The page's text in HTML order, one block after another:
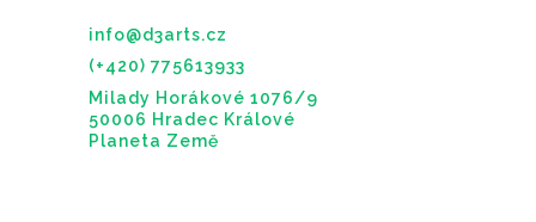
info@d3arts.cz
(+420) 775613933
Milady Horákové 1076/9
50006 Hradec Králové
Planeta Země